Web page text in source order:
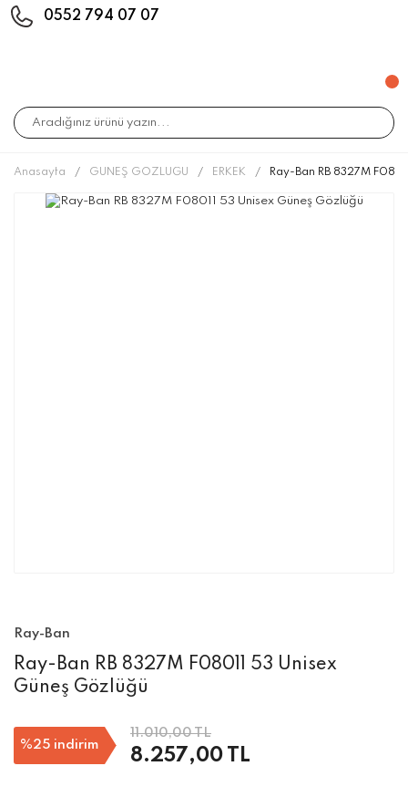
0552 794 07 07
Anasayfa GÜNEŞ GÖZLÜĞÜ ERKEK Ray-Ban RB 8327M
Ray-Ban
Ray-Ban RB 8327M F08011 53 Unisex
Güneş Gözlüğü
%25 indirim
11.010,00 TL
8.257,00 TL